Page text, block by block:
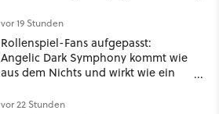
vor 19 Stunden
Rollenspiel-Fans aufgepasst:
Angelic Dark Symphony kommt wie
aus dem Nichts und wirkt wie ein
Mass Effect
vor 22 Stunden